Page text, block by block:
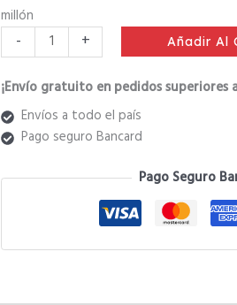
₲
millón
- + Añadir Al
¡Envío gratuito en pedidos superiores
Envíos a todo el país
Pago seguro Bancard
Pago Seguro